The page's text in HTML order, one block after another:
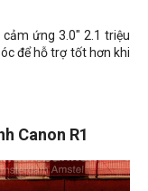
ứng 3.0" 2.1 triệu
để hỗ trợ tốt hơn khi
Canon R1